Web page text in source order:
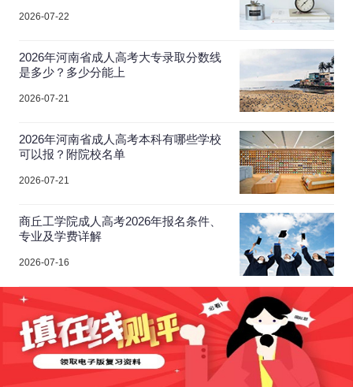
2026-07-22
2026年河南省成人高考大专录取分数线
是多少？多少分能上
2026-07-21
2026年河南省成人高考本科有哪些学校
可以报？附院校名单
2026-07-21
商丘工学院成人高考2026年报名条件、
专业及学费详解
2026-07-16